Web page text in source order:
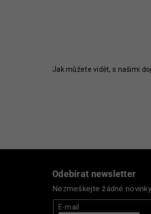
Jak můžete vidět, s našimi
Odebírat newsletter
Nezmeškejte žádné
E-mail